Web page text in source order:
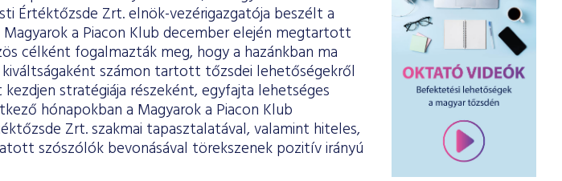
Értéktőzsde Zrt. elnök-vezérigazgatója beszélt a
a Piacon Klub december elején megtartott
célként fogalmazták meg, hogy a hazánkban ma
számon tartott tőzsdei lehetőségekről
stratégiája részeként, egyfajta lehetséges
hónapokban a Magyarok a Piacon Klub
Zrt. szakmai tapasztalatával, valamint hiteles,
szószólók bevonásával törekszenek pozitív irányú